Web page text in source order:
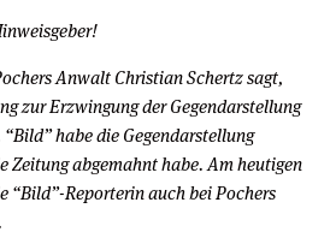
Anwalt Christian Schertz sagt,
zur Erzwingung der Gegendarstellung
habe die Gegendarstellung
Zeitung abgemahnt habe. Am heutigen
“Bild”-Reporterin auch bei Pochers